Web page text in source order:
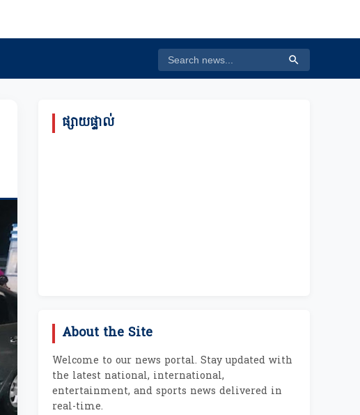
ផ្សាយផ្ទាល់
About the Site
Welcome to our news portal. Stay updated with
the latest national, international,
entertainment, and sports news delivered in
real-time.